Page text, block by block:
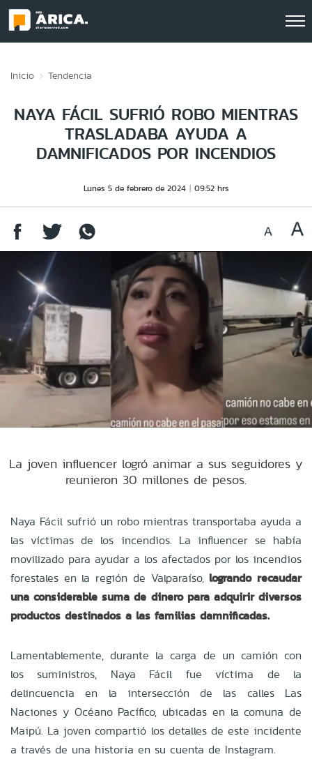
Inicio Tendencia
NAYA FÁCIL SUFRIÓ ROBO MIENTRAS
TRASLADABA AYUDA A
DAMNIFICADOS POR INCENDIOS
Lunes 5 de febrero de 2024 09:52 hrs
La joven influencer logró animar a sus seguidores y
reunieron 30 millones de pesos.
Naya Fácil sufrió un robo mientras transportaba ayuda a
las víctimas de los incendios. La influencer se había
movilizado para ayudar a los afectados por los incendios
forestales en la región de Valparaíso, logrando recaudar
una considerable suma de dinero para adquirir diversos
productos destinados a las familias damnificadas.
Lamentablemente, durante la carga de un camión con
los suministros, Naya Fácil fue víctima de la
delincuencia en la intersección de las calles Las
Naciones y Océano Pacífico, ubicadas en la comuna de
Maipú. La joven compartió los detalles de este incidente
a través de una historia en su cuenta de Instagram.